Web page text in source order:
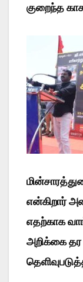
குறைந்த
என்கிறார்
எதற்காக
அறிக்கை தர